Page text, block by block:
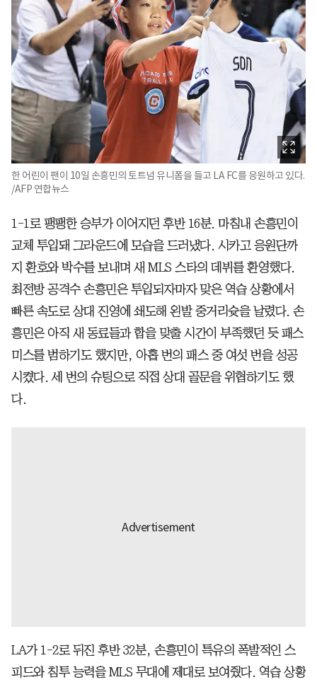
한 어린이 팬이 10일 손흥민의 토트넘 유니폼을 들고 LA FC를 응원하고 있다.
/AFP 연합뉴스
1-1로 팽팽한 승부가 이어지던 후반 16분. 마침내 손흥민이
교체 투입돼 그라운드에 모습을 드러냈다. 시카고 응원단까
지 환호와 박수를 보내며 새 MLS 스타의 데뷔를 환영했다.
최전방 공격수 손흥민은 투입되자마자 맞은 역습 상황에서
빠른 속도로 상대 진영에 쇄도해 왼발 중거리슛을 날렸다. 손
흥민은 아직 새 동료들과 합을 맞출 시간이 부족했던 듯 패스
미스를 범하기도 했지만, 아홉 번의 패스 중 여섯 번을 성공
시켰다. 세 번의 슈팅으로 직접 상대 골문을 위협하기도 했
다.
LA가 1-2로 뒤진 후반 32분, 손흥민이 특유의 폭발적인 스
피드와 침투 능력을 MLS 무대에 제대로 보여줬다. 역습 상황